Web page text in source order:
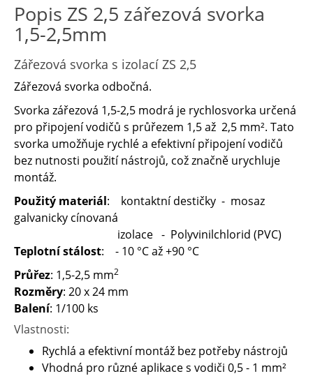
Popis ZS 2,5 zářezová svorka
1,5-2,5mm
Zářezová svorka s izolací ZS 2,5
Zářezová svorka odbočná.
Svorka zářezová 1,5-2,5 modrá je rychlosvorka určená
pro připojení vodičů s průřezem 1,5 až 2,5 mm². Tato
svorka umožňuje rychlé a efektivní připojení vodičů
bez nutnosti použití nástrojů, což značně urychluje
montáž.
Použitý materiál: kontaktní destičky - mosaz
galvanicky cínovaná
izolace - Polyvinilchlorid (PVC)
Teplotní stálost: - 10 °C až +90 °C
Průřez: 1,5-2,5 mm2
Rozměry: 20 x 24 mm
Balení: 1/100 ks
Vlastnosti:
Rychlá a efektivní montáž bez potřeby nástrojů
Vhodná pro různé aplikace s vodiči 0,5 - 1 mm²